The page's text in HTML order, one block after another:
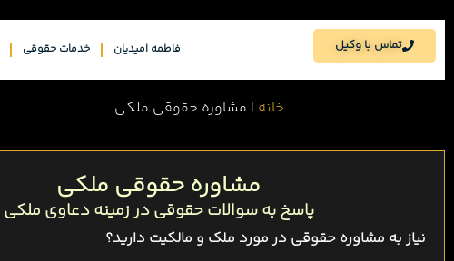
تماس با وکیل فاطمه امیدیان خدمات حقوقی
خانه | مشاوره حقوقی ملکی
مشاوره حقوقی ملکی
پاسخ به سوالات حقوقی در زمینه دعاوی ملکی
نیاز به مشاوره حقوقی در مورد ملک و مالکیت دارید؟